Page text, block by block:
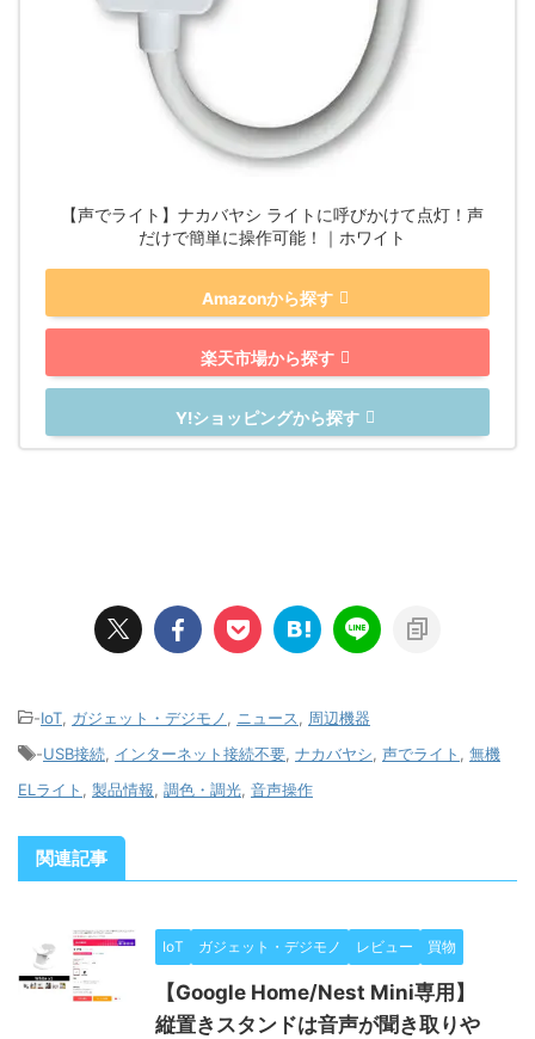
【声でライト】ナカバヤシ ライトに呼びかけて点灯！声
だけで簡単に操作可能！｜ホワイト
Amazonから探す
楽天市場から探す
Y!ショッピングから探す
-IoT, ガジェット・デジモノ, ニュース, 周辺機器
-USB接続, インターネット接続不要, ナカバヤシ, 声でライト , 無機
ELライト , 製品情報, 調色・調光, 音声操作
関連記事
IoT ガジェット・デジモノ レビュー 買物
【Google Home/Nest Mini専用】
縦置きスタンドは音声が聞き取りや